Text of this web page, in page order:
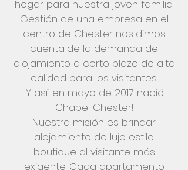
hogar para nuestra joven familia.
Gestión de una empresa en el
centro de Chester nos dimos
cuenta de la demanda de
alojamiento a corto plazo de alta
calidad para los visitantes.
¡Y así, en mayo de 2017 nació
Chapel Chester!
Nuestra misión es brindar
alojamiento de lujo estilo
boutique al visitante más
exigente. Cada apartamento